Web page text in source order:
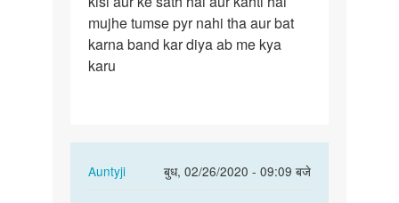
se
mere
sath…
mujhe tumse pyr nahi tha aur bat
karna band kar diya ab me kya
karu
Auntyji
बुध, 02/26/2020 - 09:09 बजे
In